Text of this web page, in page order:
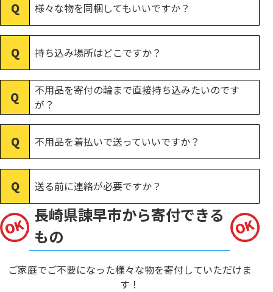
様々な物を同梱してもいいですか？
持ち込み場所はどこですか？
不用品を寄付の輪まで直接持ち込みたいのです
が？
不用品を着払いで送っていいですか？
送る前に連絡が必要ですか？
長崎県諫早市から寄付できる
もの
ご家庭でご不要になった様々な物を寄付していただけま
す！